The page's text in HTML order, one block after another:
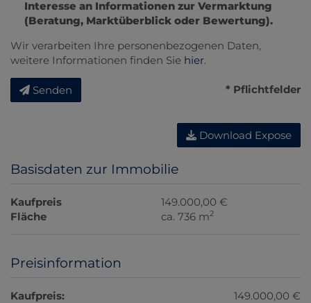
Interesse an Informationen zur Vermarktung
(Beratung, Marktüberblick oder Bewertung).
Wir verarbeiten Ihre personenbezogenen Daten,
weitere Informationen finden Sie hier.
Senden * Pflichtfelder
Download Expose
Basisdaten zur Immobilie
Kaufpreis
149.000,00 €
Fläche
ca. 736 m2
Preisinformation
Kaufpreis: 149.000,00 €